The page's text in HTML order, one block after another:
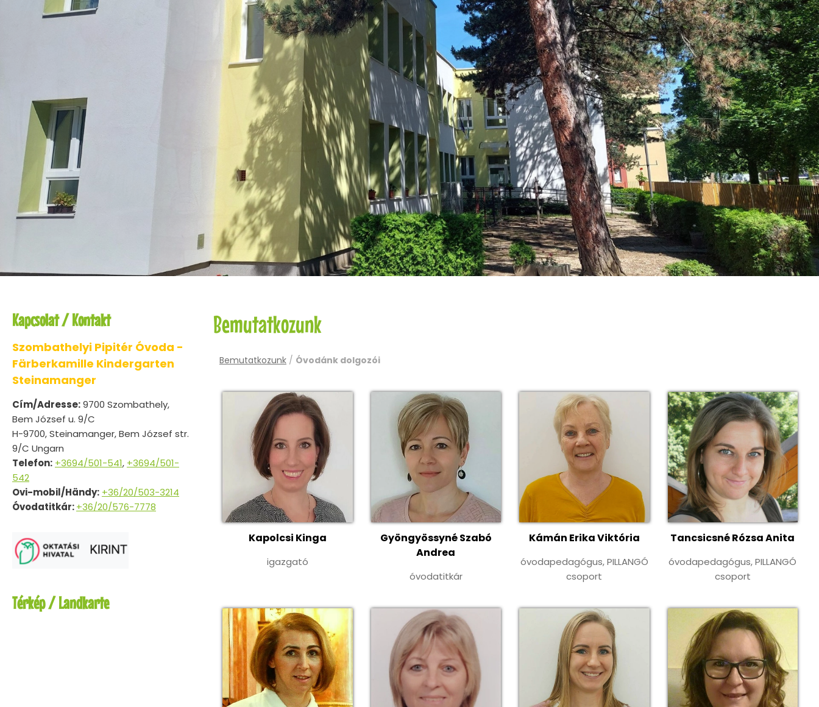
Kapcsolat / Kontakt
Szombathelyi Pipitér Óvoda -
Färberkamille Kindergarten
Steinamanger
Cím/Adresse:9700 Szombathely,
Bem József u. 9/C
H-9700, Steinamanger, Bem József str.
9/C Ungarn
Telefon: +3694/501-541, +3694/501-
542
Ovi-mobil/Händy: +36/20/503-3214
Óvodatitkár:+36/20/576-7778
Térkép / Landkarte
Bemutatkozunk
Bemutatkozunk / Óvodánk dolgozói
Kapolcsi Kinga
igazgató
Gyöngyössyné Szabó
Andrea
óvodatitkár
Kámán Erika Viktória
óvodapedagógus, PILLANGÓ
csoport
Tancsicsné Rózsa Anita
óvodapedagógus, PILLANGÓ
csoport